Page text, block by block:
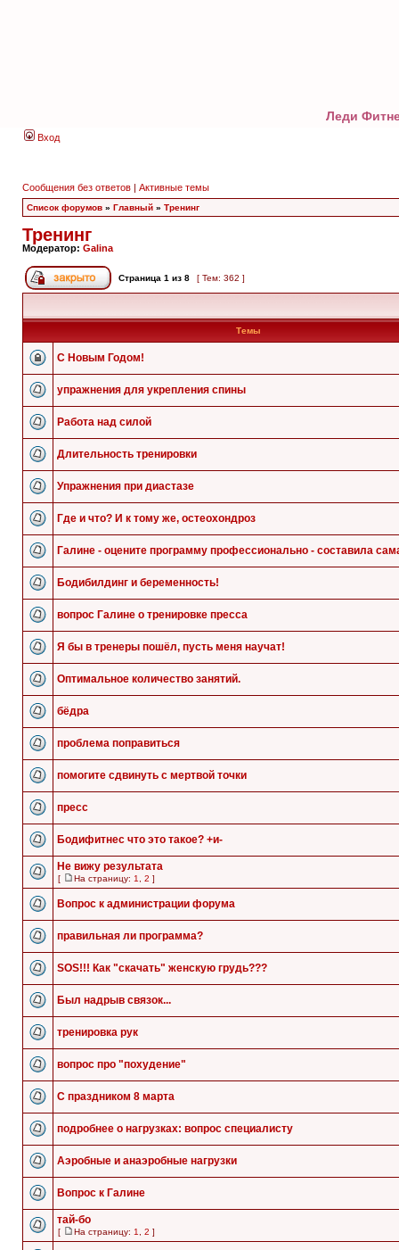
Леди
Вход
Сообщения без ответов | Активные темы
Список форумов » Главный » Тренинг
Тренинг
Модератор: Galina
Страница 1 из 8 [ Тем: 362 ]
Темы
C Новым Годом!
упражнения для укрепления спины
Работа над силой
Длительность тренировки
Упражнения при диастазе
Где и что? И к тому же, остеохондроз
Галине - оцените программу профессионально - составила
Бодибилдинг и беременность!
вопрос Галине о тренировке пресса
Я бы в тренеры пошёл, пусть меня научат!
Оптимальное количество занятий.
бёдра
проблема поправиться
помогите сдвинуть с мертвой точки
пресс
Бодифитнес что это такое? +и-
Не вижу результата
[ На страницу: 1 2 ]
Вопрос к администрации форума
правильная ли программа?
SOS!!! Как "скачать" женскую грудь???
Был надрыв связок...
тренировка рук
вопрос про "похудение"
С праздником 8 марта
подробнее о нагрузках: вопрос специалисту
Аэробные и анаэробные нагрузки
Вопрос к Галине
тай-бо
[ На страницу: 1 2 ]